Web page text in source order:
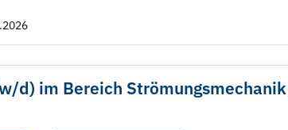
d) im Bereich